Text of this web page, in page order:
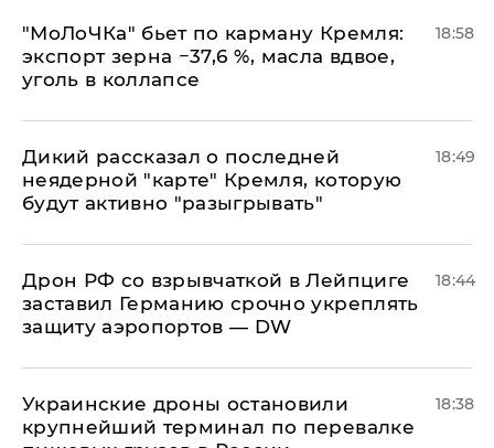
​"МоЛоЧКа" бьет по карману Кремля:
экспорт зерна −37,6 %, масла вдвое,
уголь в коллапсе
18:58
Дикий рассказал о последней
неядерной "карте" Кремля, которую
будут активно "разыгрывать"
18:49
​Дрон РФ со взрывчаткой в Лейпциге
заставил Германию срочно укреплять
защиту аэропортов — DW
18:44
Украинские дроны остановили
крупнейший терминал по перевалке
18:38